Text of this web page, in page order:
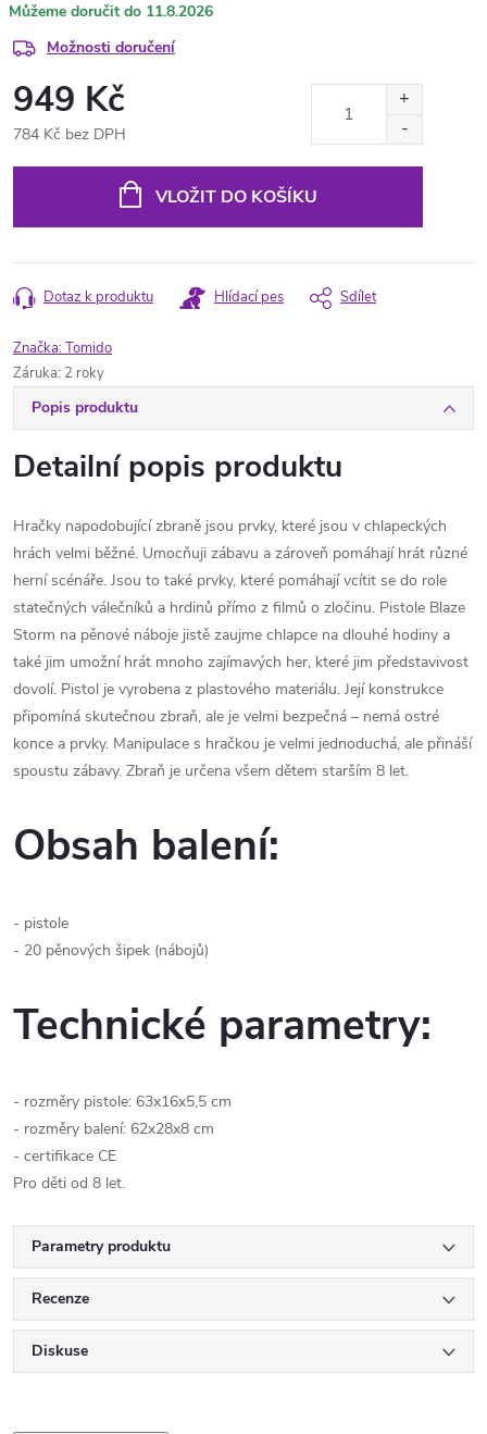
11.8.2026
Možnosti doručení
949 Kč
784 Kč bez DPH
VLOŽIT DO KOŠÍKU
Dotaz k produktu Hlídací pes Sdílet
Značka:Tomido
Záruka: 2 roky
Popis produktu
Detailní popis produktu
Hračky napodobující zbraně jsou prvky, které jsou v chlapeckých
hrách velmi běžné. Umocňuji zábavu a zároveň pomáhají hrát různé
herní scénáře. Jsou to také prvky, které pomáhají vcítit se do role
statečných válečníků a hrdinů přímo z filmů o zločinu. Pistole Blaze
Storm na pěnové náboje jistě zaujme chlapce na dlouhé hodiny a
také jim umožní hrát mnoho zajímavých her, které jim představivost
dovolí. Pistol je vyrobena z plastového materiálu. Její konstrukce
připomíná skutečnou zbraň, ale je velmi bezpečná – nemá ostré
konce a prvky. Manipulace s hračkou je velmi jednoduchá, ale přináší
spoustu zábavy. Zbraň je určena všem dětem starším 8 let.
Obsah balení:
- pistole
- 20 pěnových šipek (nábojů)
Technické parametry:
- rozměry pistole: 63x16x5,5 cm
- rozměry balení: 62x28x8 cm
- certifikace CE
Pro děti od 8 let.
Parametry produktu
Recenze
Diskuse